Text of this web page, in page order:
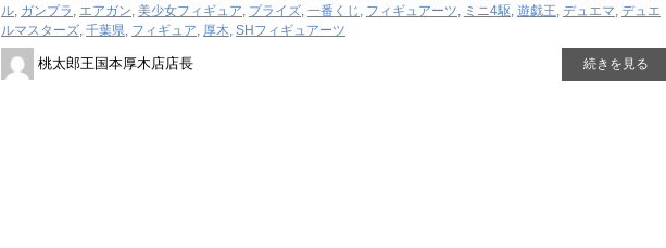
ル, ガンプラ , エアガン, 美少女フィギュア, プライズ, 一番くじ , フィギュアーツ, ミニ4駆, 遊戯王, デュエマ, デュエ
ルマスターズ, 千葉県, フィギュア, 厚木, SHフィギュアーツ
桃太郎王国本厚木店店長 続きを見る